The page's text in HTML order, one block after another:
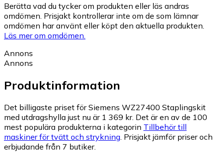
Berätta vad du tycker om produkten eller läs andras
omdömen. Prisjakt kontrollerar inte om de som lämnar
omdömen har använt eller köpt den aktuella produkten.
Läs mer om omdömen.
Annons
Annons
Produktinformation
Det billigaste priset för Siemens WZ27400 Staplingskit
med utdragshylla just nu är 1 369 kr. Det är en av de 100
mest populära produkterna i kategorin Tillbehör till
maskiner för tvätt och strykning Prisjakt jämför priser och
erbjudande från 7 butiker.